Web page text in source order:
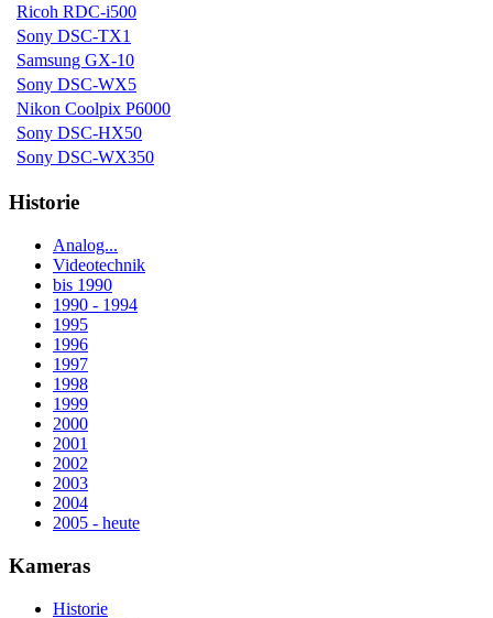
Ricoh RDC-i500
Sony DSC-TX1
Samsung GX-10
Sony DSC-WX5
Nikon Coolpix P6000
Sony DSC-HX50
Sony DSC-WX350
Historie
Analog...
Videotechnik
bis 1990
1990 - 1994
1995
1996
1997
1998
1999
2000
2001
2002
2003
2004
2005 - heute
Kameras
Historie